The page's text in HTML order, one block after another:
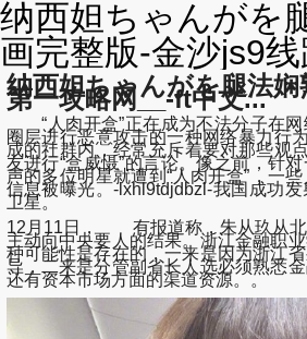
纳西妲ちゃんがを
画完整版-金沙js9
纳西妲ちゃんがを腿法娴
第一攻略网__-ft中文...
“人肉开盒”正在成为不法分子在网
圈层进行恶意攻击的一种网络暴力行
成的社群内，经常充斥着要对那些观
友进行“盒威慑”的言论。像之前，针
声的多位明星就遭到“人肉开盒”，一
信息被曝光。-lxhl9tdjdbzl-我国成功
卫星。
12月11日， 有报道称，朱从玖从北
主动向中央要人的结果。浙江金融职
种可能性是存在的，一来是因为浙江
导，二来是分管副省长人选必须熟悉
还有资本市场方面的渠道资源。。